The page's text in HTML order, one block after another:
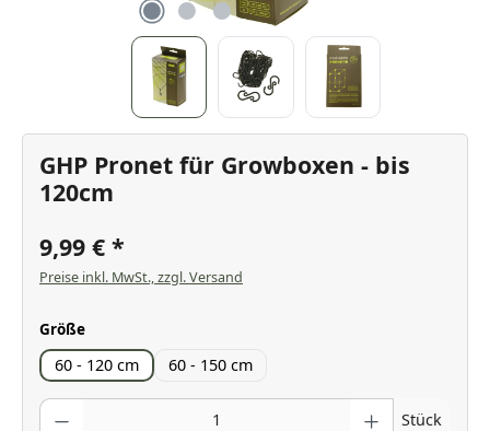
GHP Pronet für Growboxen - bis
120cm
9,99 €
Preise inkl. MwSt., zzgl. Versand
Größeauswählen
60 - 120 cm 60 - 150 cm
Produkt Anzahl: Gib den gewünschten Wert ein oder benutze die
Stück